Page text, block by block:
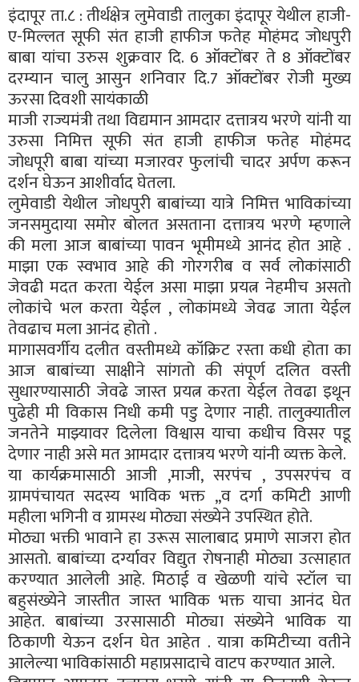
इंदापूर ता.८ : तीर्थक्षेत्र लुमेवाडी तालुका इंदापूर येथील हाजी-
ए-मिल्लत सूफी संत हाजी हाफीज फतेह मोहंमद जोधपुरी
बाबा यांचा उरुस शुक्रवार दि. 6 ऑक्टोंबर ते 8 ऑक्टोंबर
दरम्यान चालु आसुन शनिवार दि.7 ऑक्टोंबर रोजी मुख्य
ऊरसा दिवशी सायंकाळी
माजी राज्यमंत्री तथा विद्यमान आमदार दत्तात्रय भरणे यांनी या
उरुसा निमित्त सूफी संत हाजी हाफीज फतेह मोहंमद
जोधपूरी बाबा यांच्या मजारवर फुलांची चादर अर्पण करून
दर्शन घेऊन आशीर्वाद घेतला.
लुमेवाडी येथील जोधपुरी बाबांच्या यात्रे निमित्त भाविकांच्या
जनसमुदाया समोर बोलत असताना दत्तात्रय भरणे म्हणाले
की मला आज बाबांच्या पावन भूमीमध्ये आनंद होत आहे .
माझा एक स्वभाव आहे की गोरगरीब व सर्व लोकांसाठी
जेवढी मदत करता येईल असा माझा प्रयत्न नेहमीच असतो
लोकांचे भल करता येईल , लोकांमध्ये जेवढ जाता येईल
तेवढाच मला आनंद होतो .
मागासवर्गीय दलीत वस्तीमध्ये कॉंक्रिट रस्ता कधी होता का
आज बाबांच्या साक्षीने सांगतो की संपूर्ण दलित वस्ती
सुधारण्यासाठी जेवढे जास्त प्रयत्न करता येईल तेवढा इथून
पुढेही मी विकास निधी कमी पडु देणार नाही. तालुक्यातील
जनतेने माझ्यावर दिलेला विश्वास याचा कधीच विसर पडू
देणार नाही असे मत आमदार दत्तात्रय भरणे यांनी व्यक्त केले.
या कार्यक्रमासाठी आजी ,माजी, सरपंच , उपसरपंच व
ग्रामपंचायत सदस्य भाविक भक्त ,,व दर्गा कमिटी आणी
महीला भगिनी व ग्रामस्थ मोठ्या संख्येने उपस्थित होते.
मोठ्या भक्ती भावाने हा उरूस सालाबाद प्रमाणे साजरा होत
आसतो. बाबांच्या दर्ग्यावर विद्युत रोषनाही मोठ्या उत्साहात
करण्यात आलेली आहे. मिठाई व खेळणी यांचे स्टॉल चा
बहुसंख्येने जास्तीत जास्त भाविक भक्त याचा आनंद घेत
आहेत. बाबांच्या उरसासाठी मोठ्या संख्येने भाविक या
ठिकाणी येऊन दर्शन घेत आहेत . यात्रा कमिटीच्या वतीने
आलेल्या भाविकांसाठी महाप्रसादाचे वाटप करण्यात आले.